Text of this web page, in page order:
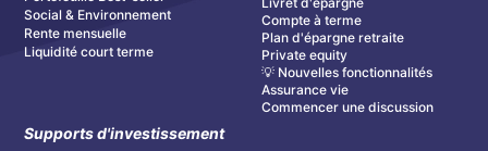
Social & Environnement
Rente mensuelle
Liquidité court terme
Supports d'investissement
Compte à terme
Plan d'épargne retraite
Private equity
💡 Nouvelles fonctionnalités
Assurance vie
Commencer une discussion